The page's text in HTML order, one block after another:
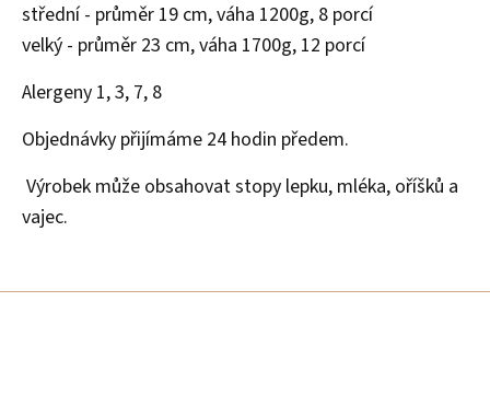
střední - průměr 19 cm, váha 1200g, 8 porcí
velký - průměr 23 cm, váha 1700g, 12 porcí
Alergeny 1, 3, 7, 8
Objednávky přijímáme 24 hodin předem.
Výrobek může obsahovat stopy lepku, mléka, oříšků a
vajec.
Z